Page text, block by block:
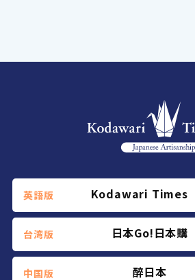
なり、「どのように魅力を伝え
英語版 Kodawari Times
台湾版 日本Go!日本購
中国版 醉日本